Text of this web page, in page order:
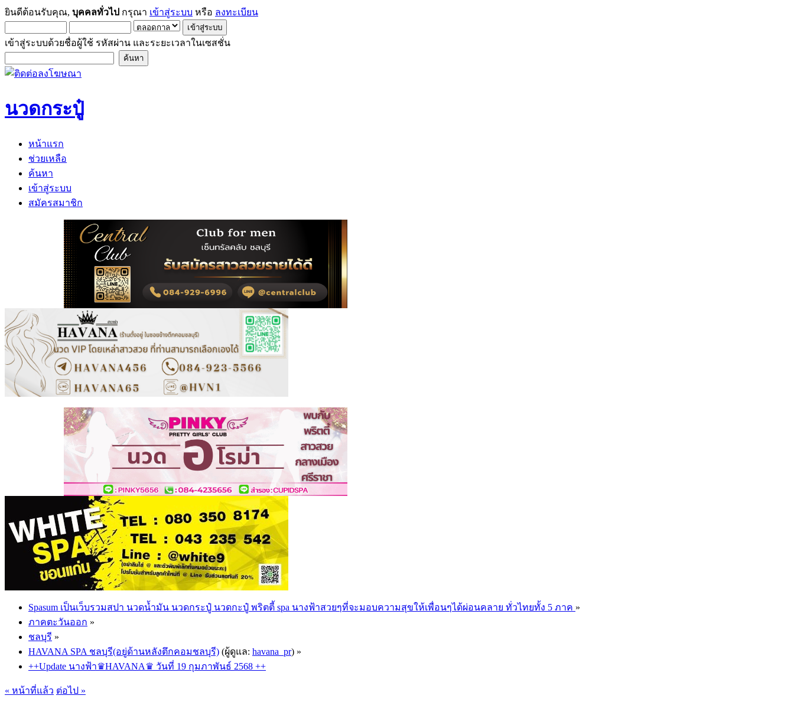
ยินดีต้อนรับคุณ, บุคคลทั่วไป กรุณา เข้าสู่ระบบ หรือ ลงทะเบียน
เข้าสู่ระบบด้วยชื่อผู้ใช้ รหัสผ่าน และระยะเวลาในเซสชั่น
นวดกระปู๋
หน้าแรก
ช่วยเหลือ
ค้นหา
เข้าสู่ระบบ
สมัครสมาชิก
Spasum เป็นเว็บรวมสปา นวดน้ำมัน นวดกระปู๋ นวดกะปู๋ พริตตี้ spa นางฟ้าสวยๆที่จะมอบความสุขให้เพื่อนๆได้ผ่อนคลาย ทั่วไทยทั้ง 5 ภาค »
ภาคตะวันออก »
ชลบุรี »
HAVANA SPA ชลบุรี(อยู่ด้านหลังตึกคอมชลบุรี) (ผู้ดูแล: havana_pr) »
++Update นางฟ้า♛HAVANA♛ วันที่ 19 กุมภาพันธ์ 2568 ++
« หน้าที่แล้ว ต่อไป »